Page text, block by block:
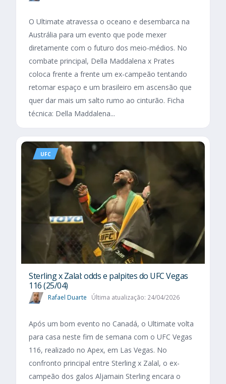
O Ultimate atravessa o oceano e desembarca na
Austrália para um evento que pode mexer
diretamente com o futuro dos meio-médios. No
combate principal, Della Maddalena x Prates
coloca frente a frente um ex-campeão tentando
retomar espaço e um brasileiro em ascensão que
quer dar mais um salto rumo ao cinturão. Ficha
técnica: Della Maddalena...
UFC
Sterling x Zalal: odds e palpites do UFC Vegas
116 (25/04)
Rafael Duarte Última atualização: 24/04/2026
Após um bom evento no Canadá, o Ultimate volta
para casa neste fim de semana com o UFC Vegas
116, realizado no Apex, em Las Vegas. No
confronto principal entre Sterling x Zalal, o ex-
campeão dos galos Aljamain Sterling encara o